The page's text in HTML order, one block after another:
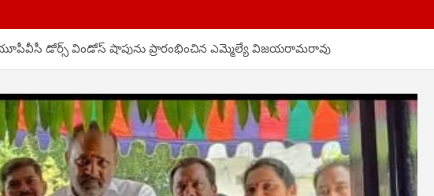
యూపీవీసీ డోర్స్ విండోస్ షాపును ప్రారంభించిన ఎమ్మెల్యే విజయరామరావు